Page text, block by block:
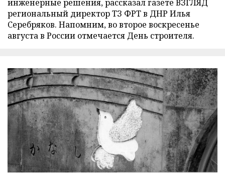
инженерные решения, рассказал газете ВЗГЛЯД
региональный директор ТЗ ФРТ в ДНР Илья
Серебряков. Напомним, во второе воскресенье
августа в России отмечается День строителя.